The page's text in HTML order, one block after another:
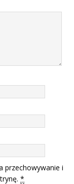
przechowywanie i
*